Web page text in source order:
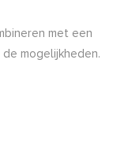
met een
mogelijkheden.